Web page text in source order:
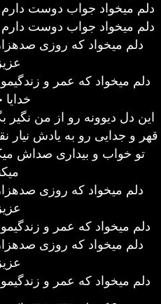
دلم میخواد جواب دوست
دلم میخواد جواب دوست
دلم میخواد که روزی
دلم میخواد که عمر و
خدایا
این دل دیوونه رو از من نگیر
قهر و جدایی رو به یادش
تو خواب و بیداری صداش
دلم میخواد که روزی
دلم میخواد که عمر و
دلم میخواد که روزی
دلم میخواد که عمر و